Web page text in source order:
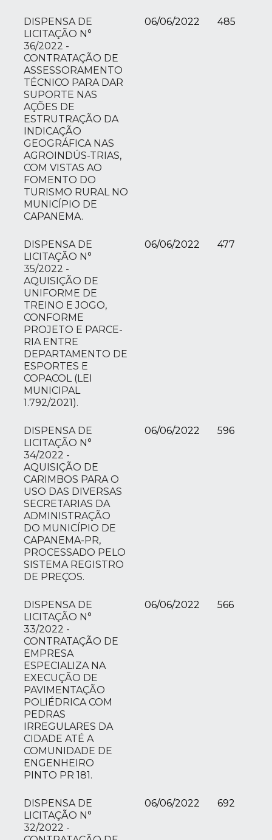
DISPENSA DE
LICITAÇÃO N°
36/2022 -
CONTRATAÇÃO DE
ASSESSORAMENTO
TÉCNICO PARA DAR
SUPORTE NAS
AÇÕES DE
ESTRUTRAÇÃO DA
INDICAÇÃO
GEOGRÁFICA NAS
AGROINDÚS-TRIAS,
COM VISTAS AO
FOMENTO DO
TURISMO RURAL NO
MUNICÍPIO DE
CAPANEMA.
06/06/2022 485
DISPENSA DE
LICITAÇÃO N°
35/2022 -
AQUISIÇÃO DE
UNIFORME DE
TREINO E JOGO,
CONFORME
PROJETO E PARCE-
RIA ENTRE
DEPARTAMENTO DE
ESPORTES E
COPACOL (LEI
MUNICIPAL
1.792/2021).
06/06/2022 477
DISPENSA DE
LICITAÇÃO N°
34/2022 -
AQUISIÇÃO DE
CARIMBOS PARA O
USO DAS DIVERSAS
SECRETARIAS DA
ADMINISTRAÇÃO
DO MUNICÍPIO DE
CAPANEMA-PR,
PROCESSADO PELO
SISTEMA REGISTRO
DE PREÇOS.
06/06/2022 596
DISPENSA DE
LICITAÇÃO N°
33/2022 -
CONTRATAÇÃO DE
EMPRESA
ESPECIALIZA NA
EXECUÇÃO DE
PAVIMENTAÇÃO
POLIÉDRICA COM
PEDRAS
IRREGULARES DA
CIDADE ATÉ A
COMUNIDADE DE
ENGENHEIRO
PINTO PR 181.
06/06/2022 566
DISPENSA DE
LICITAÇÃO N°
32/2022 -
06/06/2022 692